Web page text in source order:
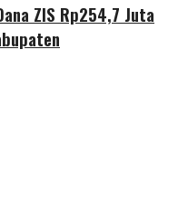
ZIS Rp254,7 Juta